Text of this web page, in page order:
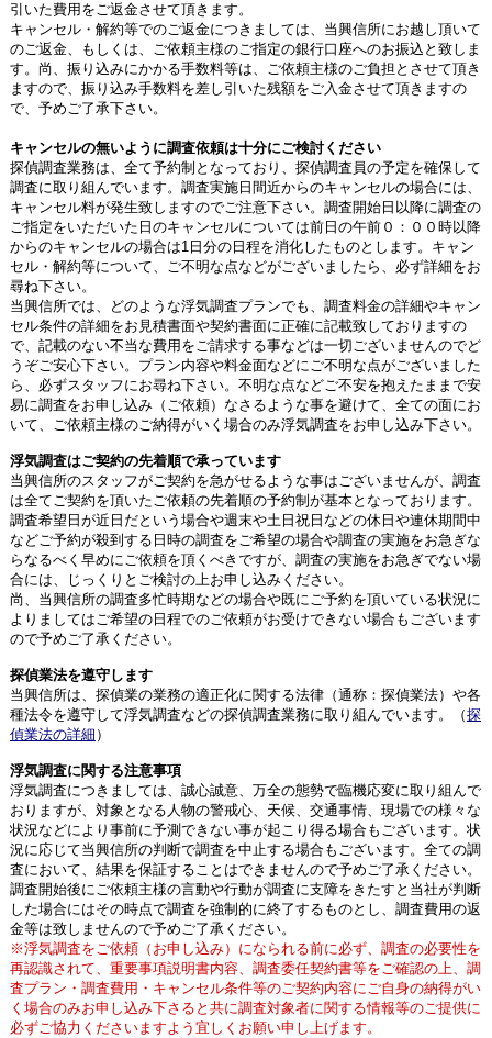
引いた費用をご返金させて頂きます。
キャンセル・解約等でのご返金につきましては、当興信所にお越し頂いて
のご返金、もしくは、ご依頼主様のご指定の銀行口座へのお振込と致しま
す。尚、振り込みにかかる手数料等は、ご依頼主様のご負担とさせて頂き
ますので、振り込み手数料を差し引いた残額をご入金させて頂きますの
で、予めご了承下さい。
キャンセルの無いように調査依頼は十分にご検討ください
探偵調査業務は、全て予約制となっており、探偵調査員の予定を確保して
調査に取り組んでいます。調査実施日間近からのキャンセルの場合には、
キャンセル料が発生致しますのでご注意下さい。調査開始日以降に調査の
ご指定をいただいた日のキャンセルについては前日の午前０：００時以降
からのキャンセルの場合は1日分の日程を消化したものとします。キャン
セル・解約等について、ご不明な点などがございましたら、必ず詳細をお
尋ね下さい。
当興信所では、どのような浮気調査プランでも、調査料金の詳細やキャン
セル条件の詳細をお見積書面や契約書面に正確に記載致しておりますの
で、記載のない不当な費用をご請求する事などは一切ございませんのでど
うぞご安心下さい。プラン内容や料金面などにご不明な点がございました
ら、必ずスタッフにお尋ね下さい。不明な点などご不安を抱えたままで安
易に調査をお申し込み（ご依頼）なさるような事を避けて、全ての面にお
いて、ご依頼主様のご納得がいく場合のみ浮気調査をお申し込み下さい。
浮気調査はご契約の先着順で承っています
当興信所のスタッフがご契約を急がせるような事はございませんが、調査
は全てご契約を頂いたご依頼の先着順の予約制が基本となっております。
調査希望日が近日だという場合や週末や土日祝日などの休日や連休期間中
などご予約が殺到する日時の調査をご希望の場合や調査の実施をお急ぎな
らなるべく早めにご依頼を頂くべきですが、調査の実施をお急ぎでない場
合には、じっくりとご検討の上お申し込みください。
尚、当興信所の調査多忙時期などの場合や既にご予約を頂いている状況に
よりましてはご希望の日程でのご依頼がお受けできない場合もございます
ので予めご了承ください。
探偵業法を遵守します
当興信所は、探偵業の業務の適正化に関する法律（通称：探偵業法）や各
種法令を遵守して浮気調査などの探偵調査業務に取り組んでいます。（探
偵業法の詳細 ）
浮気調査に関する注意事項
浮気調査につきましては、誠心誠意、万全の態勢で臨機応変に取り組んで
おりますが、対象となる人物の警戒心、天候、交通事情、現場での様々な
状況などにより事前に予測できない事が起こり得る場合もございます。状
況に応じて当興信所の判断で調査を中止する場合もございます。全ての調
査において、結果を保証することはできませんので予めご了承ください。
調査開始後にご依頼主様の言動や行動が調査に支障をきたすと当社が判断
した場合にはその時点で調査を強制的に終了するものとし、調査費用の返
金等は致しませんので予めご了承ください。
※浮気調査をご依頼（お申し込み）になられる前に必ず、調査の必要性を
再認識されて、重要事項説明書内容、調査委任契約書等をご確認の上、調
査プラン・調査費用・キャンセル条件等のご契約内容にご自身の納得がい
く場合のみお申し込み下さると共に調査対象者に関する情報等のご提供に
必ずご協力くださいますよう宜しくお願い申し上げます。